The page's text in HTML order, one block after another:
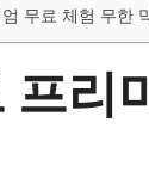
무료 체험 무한
프리